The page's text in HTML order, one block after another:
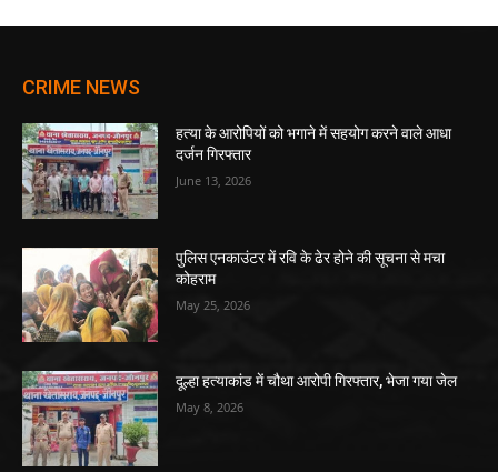
CRIME NEWS
हत्या के आरोपियों को भगाने में सहयोग करने वाले आधा
दर्जन गिरफ्तार
June 13, 2026
पुलिस एनकाउंटर में रवि के ढेर होने की सूचना से मचा
कोहराम
May 25, 2026
दूल्हा हत्याकांड में चौथा आरोपी गिरफ्तार, भेजा गया जेल
May 8, 2026